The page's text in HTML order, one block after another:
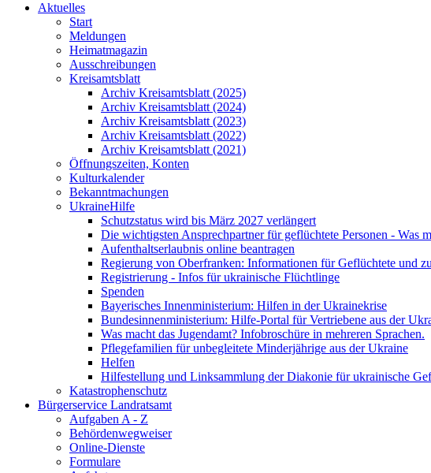
Aktuelles
Start
Meldungen
Heimatmagazin
Ausschreibungen
Kreisamtsblatt
Archiv Kreisamtsblatt (2025)
Archiv Kreisamtsblatt (2024)
Archiv Kreisamtsblatt (2023)
Archiv Kreisamtsblatt (2022)
Archiv Kreisamtsblatt (2021)
Öffnungszeiten, Konten
Kulturkalender
Bekanntmachungen
UkraineHilfe
Schutzstatus wird bis März 2027 verlängert
Die wichtigsten Ansprechpartner für geflüchtete Personen - Was
Aufenthaltserlaubnis online beantragen
Regierung von Oberfranken: Informationen für Geflüchtete und
Registrierung - Infos für ukrainische Flüchtlinge
Spenden
Bayerisches Innenministerium: Hilfen in der Ukrainekrise
Bundesinnenministerium: Hilfe-Portal für Vertriebene aus der
Was macht das Jugendamt? Infobroschüre in mehreren Sprachen.
Pflegefamilien für unbegleitete Minderjährige aus der Ukraine
Helfen
Hilfestellung und Linksammlung der Diakonie für ukrainische
Katastrophenschutz
Bürgerservice Landratsamt
Aufgaben A - Z
Behördenwegweiser
Online-Dienste
Formulare